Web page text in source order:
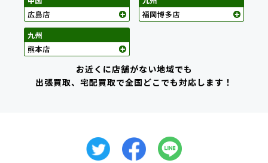
お近くに店舗がない地域でも
出張買取、宅配買取で全国どこでも対応します！